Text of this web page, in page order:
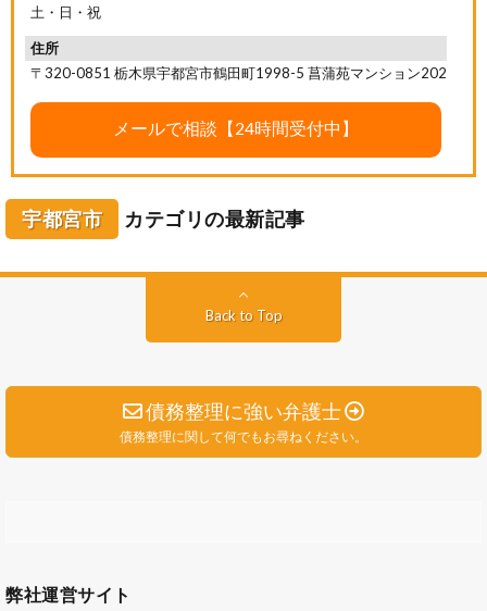
土・日・祝
住所
〒320-0851 栃木県宇都宮市鶴田町1998-5 菖蒲苑マンション202
宇都宮市 カテゴリの最新記事
Back to Top
債務整理に強い弁護士
債務整理に関して何でもお尋ねください。
弊社運営サイト